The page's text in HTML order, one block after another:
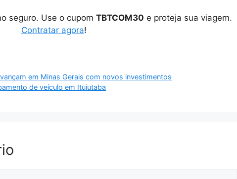
seguro. Use o cupom TBTCOM30 e proteja sua viagem.
Contratar agora!
em Minas Gerais com novos investimentos
de veículo em Ituiutaba